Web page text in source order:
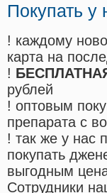
Покупать у
! каждому
карта на
!
рублей
! оптовым
препарата с
! так же у нас
покупать
выгодным
Cотрудники